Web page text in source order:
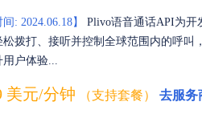
间: 2024.06.18】
Plivo语音通话API为开
松拨打、接听并控制全球范围内的呼
用户体验...
美元/分钟 （支持套餐） 去服务